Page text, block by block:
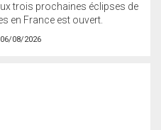
trois prochaines éclipses de
en France est ouvert.
08/2026